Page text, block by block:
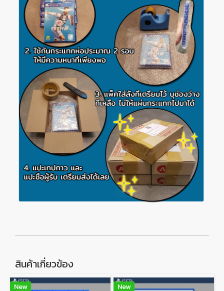
สินค้าเกี่ยวข้อง
New New